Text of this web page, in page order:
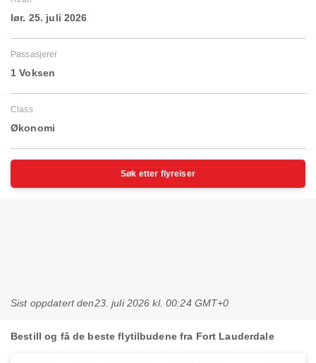
lør. 25. juli 2026
Passasjerer
1 Voksen
Class
Økonomi
Søk etter flyreiser
Sist oppdatert den23. juli 2026 kl. 00:24 GMT+0
Bestill og få de beste flytilbudene fra Fort Lauderdale